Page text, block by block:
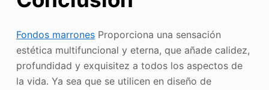
Fondos marronesProporciona una sensación
estética multifuncional y eterna, que añade calidez,
profundidad y exquisitez a todos los aspectos de
la vida. Ya sea que se utilicen en diseño de